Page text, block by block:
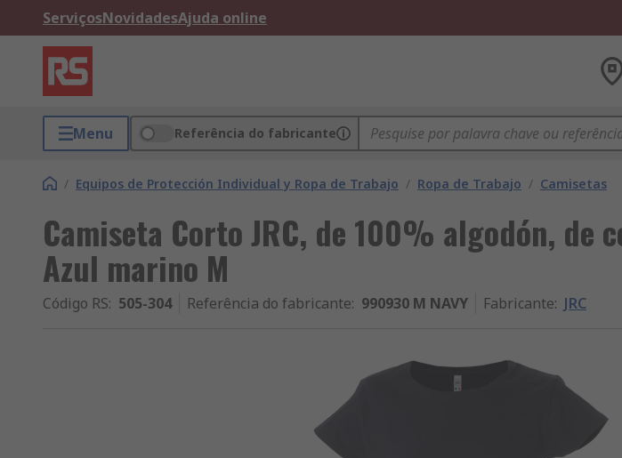
ServiçosNovidadesAjuda online
Menu Referência do fabricante
/ Equipos de Protección Individual y Ropa de Trabajo / Ropa de Trabajo / Camisetas
Camiseta Corto JRC, de 100% algodón, de
Azul marino M
Código RS: 505-304 Referência do fabricante: 990930 M NAVY Fabricante: JRC